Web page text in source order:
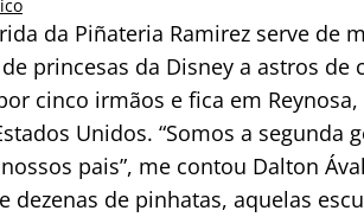
da Piñateria Ramirez serve de
princesas da Disney a astros
cinco irmãos e fica em
Unidos. “Somos a segunda
pais”, me contou Dalton
dezenas de pinhatas, aquelas